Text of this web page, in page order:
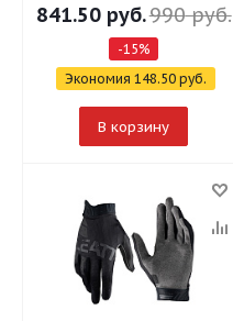
841.50руб.990руб.
-15%
Экономия 148.50руб.
В корзину